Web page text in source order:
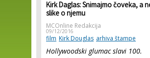
Kirk Daglas: Snimajmo čoveka, a
slike o njemu
MCOnline Redakcija
09/12/2016
film Kirk Douglas arhiva štampe
Hollywoodski glumac slavi 100.